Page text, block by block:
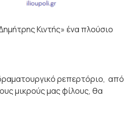
Κιντής» ένα πλούσιο
ρεπερτόριο, από
μικρούς μας φίλους, θα